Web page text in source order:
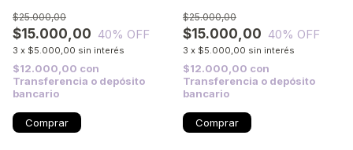
$15.000,00
$25.000,00
40% OFF
3 x $5.000,00 sin interés
$12.000,00 con
Transferencia o depósito
bancario
Comprar
$15.000,00
$25.000,00
40% OFF
3 x $5.000,00 sin interés
$12.000,00 con
Transferencia o depósito
bancario
Comprar